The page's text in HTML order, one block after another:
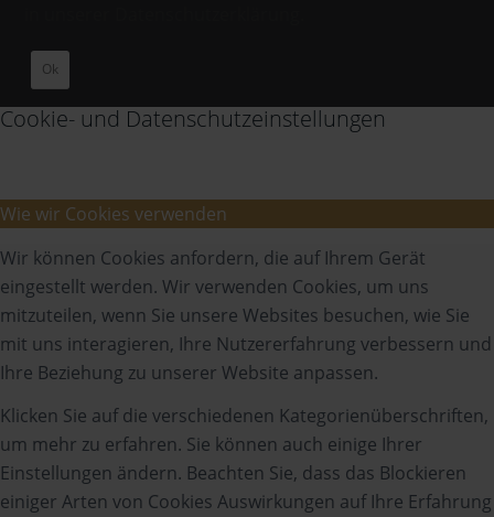
Ok
Cookie- und Datenschutzeinstellungen
Wie wir Cookies verwenden
Wir können Cookies anfordern, die auf Ihrem Gerät
eingestellt werden. Wir verwenden Cookies, um uns
mitzuteilen, wenn Sie unsere Websites besuchen, wie Sie
mit uns interagieren, Ihre Nutzererfahrung verbessern und
Ihre Beziehung zu unserer Website anpassen.
Klicken Sie auf die verschiedenen Kategorienüberschriften,
um mehr zu erfahren. Sie können auch einige Ihrer
Einstellungen ändern. Beachten Sie, dass das Blockieren
einiger Arten von Cookies Auswirkungen auf Ihre Erfahrung